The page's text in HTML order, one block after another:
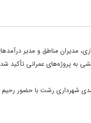
مدیران مناطق و مدیر
شهرداری رشت با حضور